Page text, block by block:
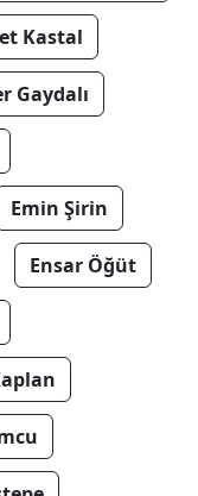
Kastal
Gaydalı
Emin Şirin
Ensar Öğüt